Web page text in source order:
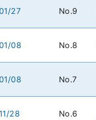
27 No.9
08 No.8
08 No.7
28 No.6